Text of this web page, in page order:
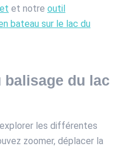
et notre outil
bateau sur le lac du
du lac
les différentes
zoomer, déplacer la